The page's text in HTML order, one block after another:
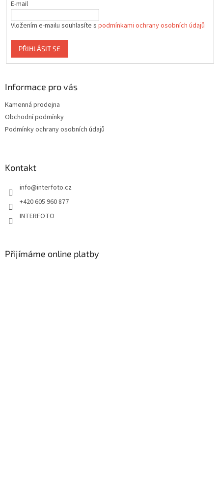
E-mail
Vložením e-mailu souhlasíte s podmínkami ochrany osobních údajů
PŘIHLÁSIT SE
Informace pro vás
Kamenná prodejna
Obchodní podmínky
Podmínky ochrany osobních údajů
Kontakt
info@interfoto.cz
+420 605 960 877
INTERFOTO
Přijímáme online platby